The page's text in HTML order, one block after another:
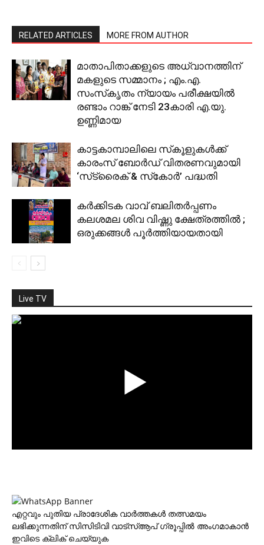
RELATED ARTICLES MORE FROM AUTHOR
മാതാപിതാക്കളുടെ അധ്വാനത്തിന്
മകളുടെ സമ്മാനം ; എം.എ.
സംസ്‌കൃതം ന്യായം പരീക്ഷയില്‍
രണ്ടാം റാങ്ക് നേടി 23കാരി എ.യു.
ഉണ്ണിമായ
കാട്ടകാമ്പാലിലെ സ്‌കൂളുകള്‍ക്ക്
കാരംസ് ബോര്‍ഡ് വിതരണവുമായി
‘സ്‌ട്രൈക് & സ്‌കോര്‍’ പദ്ധതി
കര്‍ക്കിടക വാവ് ബലിതര്‍പ്പണം
കലശമല ശിവ വിഷ്ണു ക്ഷേത്രത്തില്‍ ;
ഒരുക്കങ്ങള്‍ പൂര്‍ത്തിയായതായി
Live TV
എറ്റവും പുതിയ പ്രാദേശിക വാര്‍ത്തകള്‍ തത്സമയം
ലഭിക്കുന്നതിന് സിസിടിവി വാട്‌സ്ആപ് ഗ്രൂപ്പില്‍ അംഗമാകാന്‍
ഇവിടെ ക്ലിക് ചെയ്യുക